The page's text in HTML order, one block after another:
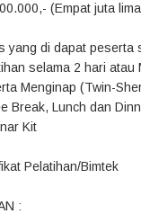
(Empat juta
yang di dapat peserta
selama 2 hari
Menginap (Twin-
Break, Lunch dan
Kit
Pelatihan/Bimtek
: